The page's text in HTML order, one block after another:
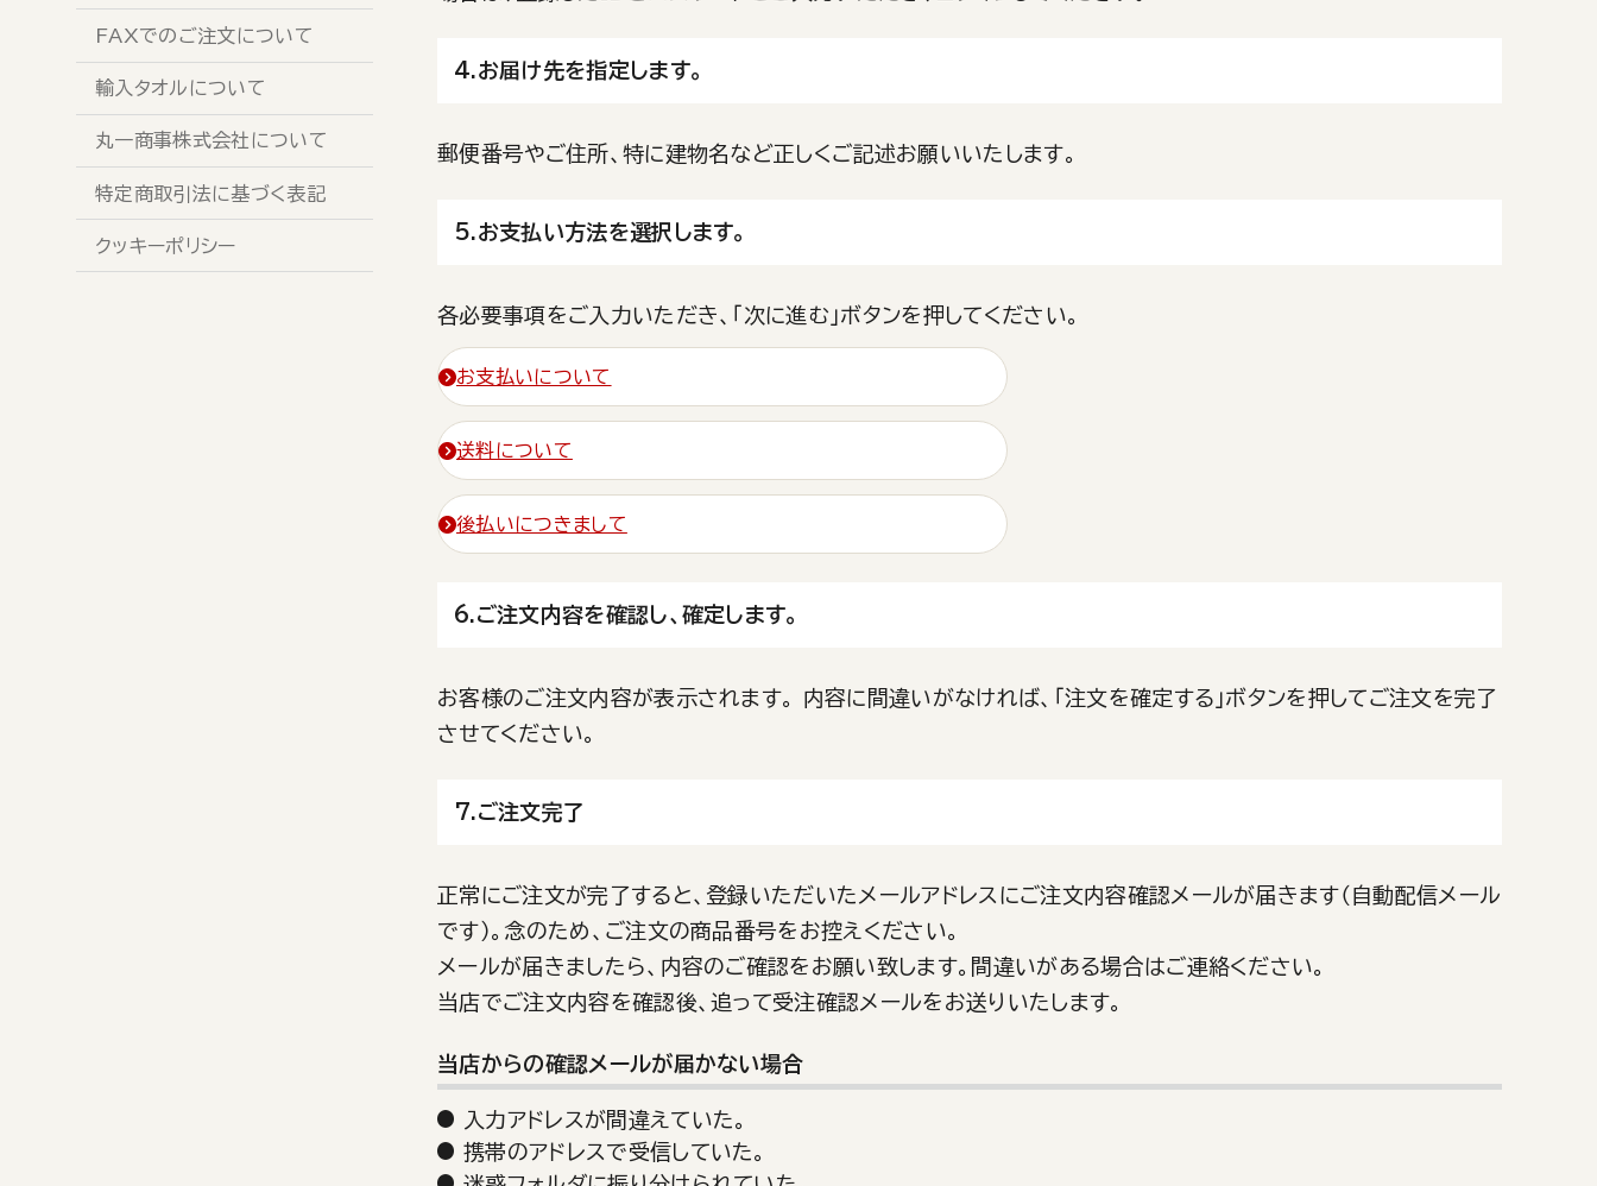
FAXでのご注文について
輸入タオルについて
丸一商事株式会社について
特定商取引法に基づく表記
クッキーポリシー
4.お届け先を指定します。
郵便番号やご住所、特に建物名など正しくご記述お願いいたします。
5.お支払い方法を選択します。
各必要事項をご入力いただき、「次に進む」ボタンを押してください。
お支払いについて
送料について
後払いにつきまして
6.ご注文内容を確認し、確定します。
お客様のご注文内容が表示されます。 内容に間違いがなければ、「注文を確定する」ボタンを押してご注文を完了
させてください。
7.ご注文完了
正常にご注文が完了すると、登録いただいたメールアドレスにご注文内容確認メールが届きます（自動配信メール
です）。念のため、ご注文の商品番号をお控えください。
メールが届きましたら、内容のご確認をお願い致します。間違いがある場合はご連絡ください。
当店でご注文内容を確認後、追って受注確認メールをお送りいたします。
当店からの確認メールが届かない場合
入力アドレスが間違えていた。
携帯のアドレスで受信していた。